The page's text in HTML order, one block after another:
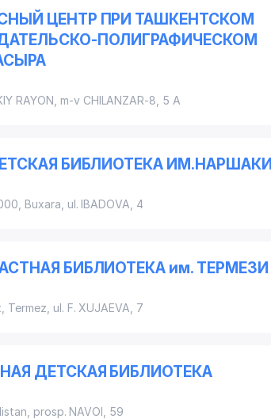
ЦЕНТР ПРИ ТАШКЕНТСКОМ
ПОЛИГРАФИЧЕСКОМ
RAYON , m-v CHILANZAR-8, 5 A
БИБЛИОТЕКА ИМ.НАРШАКИ
Buxara, ul. IBADOVA , 4
БИБЛИОТЕКА им. ТЕРМЕЗИ
Termez, ul. F. XUJAEVA , 7
ДЕТСКАЯ БИБЛИОТЕКА
prosp. NAVOI , 59